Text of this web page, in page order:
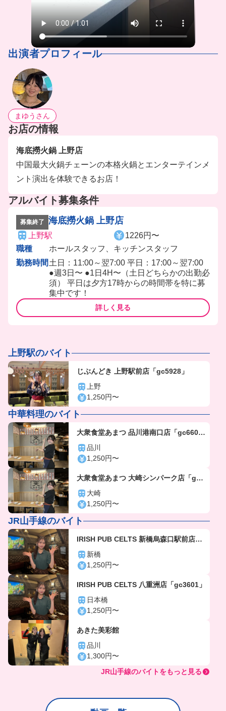
出演者プロフィール
まゆうさん
お店の情報
海底撈火鍋 上野店
中国最大火鍋チェーンの本格火鍋とエンターテインメ
ント演出を体験できるお店！
アルバイト募集条件
募集終了 海底撈火鍋 上野店
上野駅
1226円〜
職種
ホールスタッフ、キッチンスタッフ
勤務時間 土日：11:00～翌7:00 平日：17:00～翌7:00
●週3日〜 ●1日4H〜（土日どちらかの出勤必
須） 平日は夕方17時からの時間帯を特に募
集中です！
詳しく見る
上野駅のバイト
じぶんどき 上野駅前店「gc5928」
上野
1,250円〜
中華料理のバイト
大衆食堂あまつ 品川港南口店「gc660
4」品川
1,250円〜
大衆食堂あまつ 大崎シンパーク店「gc6
603」
大崎
1,250円〜
JR山手線のバイト
IRISH PUB CELTS 新橋烏森口駅前店
「gc3617」
新橋
1,250円〜
IRISH PUB CELTS 八重洲店「gc3601」
日本橋
1,250円〜
あきた美彩館
品川
1,300円〜
JR山手線のバイトをもっと見る